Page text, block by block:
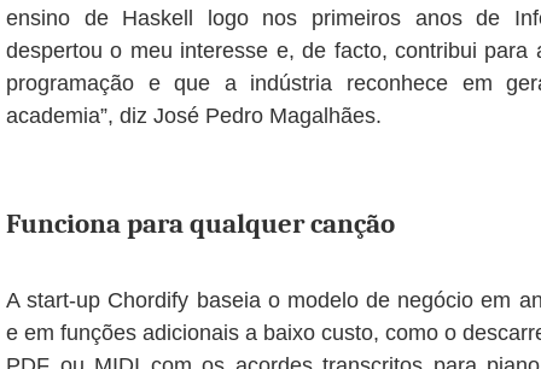
ensino de Haskell logo nos primeiros anos de
despertou o meu interesse e, de facto, contribui para
programação e que a indústria reconhece em
academia”, diz José Pedro Magalhães.
Funciona para qualquer canção
A start-up Chordify baseia o modelo de negócio em
e em funções adicionais a baixo custo, como o